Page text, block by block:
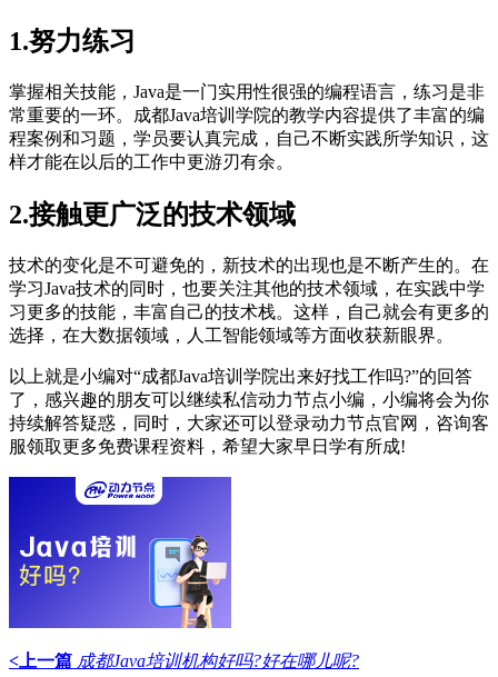
1.努力练习
掌握相关技能，Java是一门实用性很强的编程语言，练习是非
常重要的一环。成都Java培训学院的教学内容提供了丰富的编
程案例和习题，学员要认真完成，自己不断实践所学知识，这
样才能在以后的工作中更游刃有余。
2.接触更广泛的技术领域
技术的变化是不可避免的，新技术的出现也是不断产生的。在
学习Java技术的同时，也要关注其他的技术领域，在实践中学
习更多的技能，丰富自己的技术栈。这样，自己就会有更多的
选择，在大数据领域，人工智能领域等方面收获新眼界。
以上就是小编对“成都Java培训学院出来好找工作吗?”的回答
了，感兴趣的朋友可以继续私信动力节点小编，小编将会为你
持续解答疑惑，同时，大家还可以登录动力节点官网，咨询客
服领取更多免费课程资料，希望大家早日学有所成!
<上一篇 成都Java培训机构好吗?好在哪儿呢?